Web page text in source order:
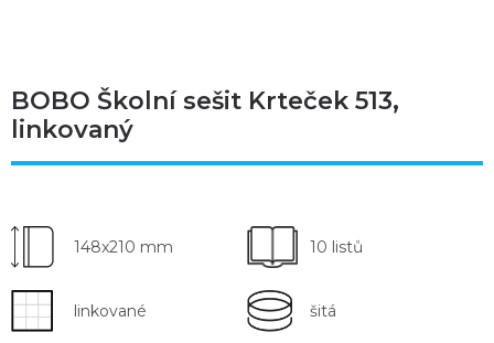
BOBO Školní sešit Krteček 513,
linkovaný
148x210 mm 10 listů
linkované šitá